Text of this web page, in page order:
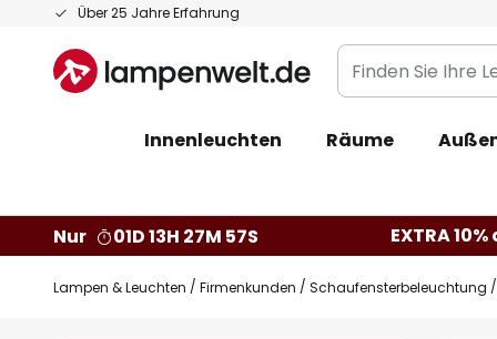
Über 25 Jahre Erfahrung
Zum
springen
Finden
Sie
Leuchte...
Innenleuchten Räume
Nur
01D 13H 27M 56S EXTRA
Lampen & Leuchten Firmenkunden Schaufensterbeleuchtung